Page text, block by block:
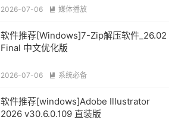
2026-07-06  媒体播放
软件推荐[Windows]7-Zip解压软件_26.02
Final 中文优化版
2026-07-06  系统必备
软件推荐[windows]Adobe Illustrator
2026 v30.6.0.109 直装版